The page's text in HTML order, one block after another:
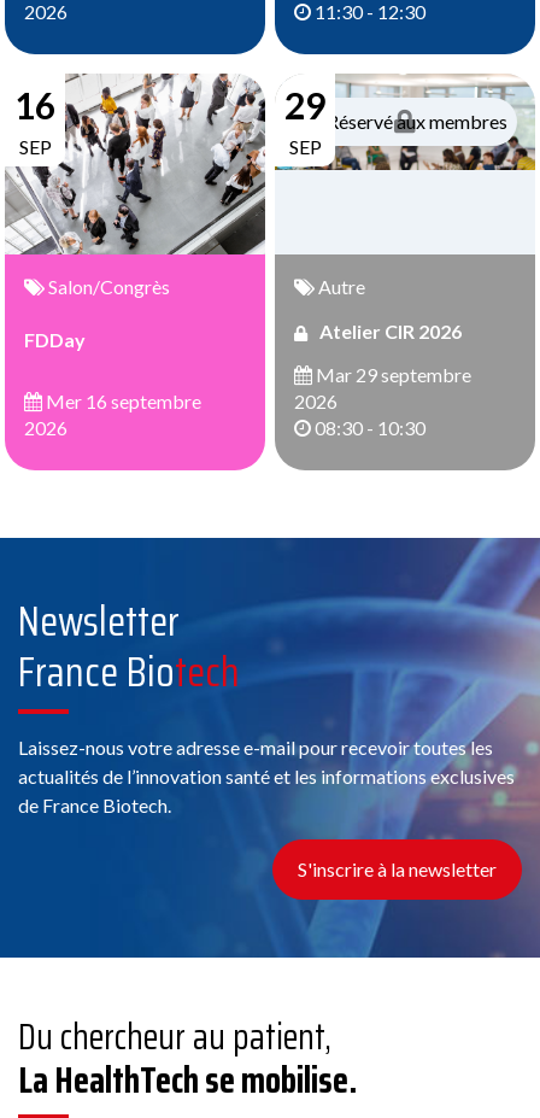
2026
11:30 - 12:30
16
SEP
Salon/Congrès
FDDay
Mer 16 septembre
2026
29
SEP
Réservé aux membres
Autre
Atelier CIR 2026
Mar 29 septembre
2026
08:30 - 10:30
Newsletter
France Biotech
Laissez-nous votre adresse e-mail pour recevoir toutes les
actualités de l’innovation santé et les informations exclusives
de France Biotech.
S'inscrire à la newsletter
Du chercheur au patient,
La HealthTech se mobilise.